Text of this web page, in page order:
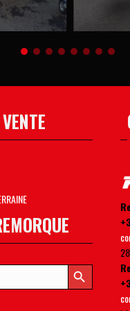
Search Button